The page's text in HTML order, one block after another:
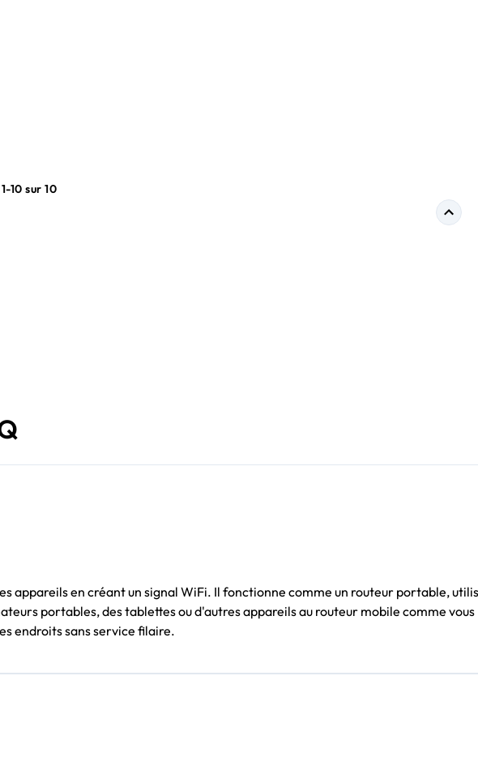
10 sur 10
appareils en créant un signal WiFi. Il fonctionne comme un routeur portable,
portables, des tablettes ou d'autres appareils au routeur mobile comme vous
endroits sans service filaire.